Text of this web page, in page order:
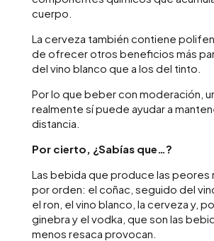
cuerpo.
La cerveza también contiene
de ofrecer otros beneficios más
del vino blanco que a los del tinto.
Por lo que beber con moderación,
realmente sí puede ayudar a
distancia.
Por cierto, ¿Sabías que…?
Las bebida que produce las peores
por orden: el coñac, seguido del
el ron, el vino blanco, la cerveza y,
ginebra y el vodka, que son las
menos resaca provocan.